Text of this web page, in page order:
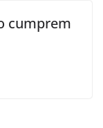
cumprem